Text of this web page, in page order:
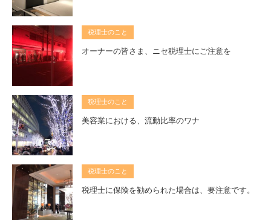
税理士のこと
オーナーの皆さま、ニセ税理士にご注意を
税理士のこと
美容業における、流動比率のワナ
税理士のこと
税理士に保険を勧められた場合は、要注意です。